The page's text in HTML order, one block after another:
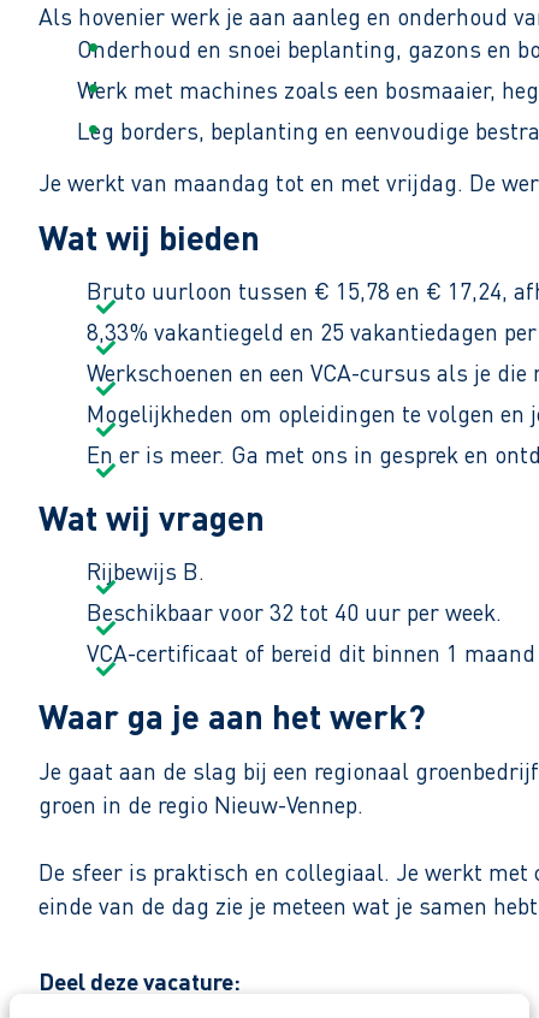
Als hovenier werk je aan aanleg en onderhoud
Onderhoud en snoei beplanting, gazons en
Werk met machines zoals een bosmaaier,
Leg borders, beplanting en eenvoudige
Je werkt van maandag tot en met vrijdag. De
Wat wij bieden
Bruto uurloon tussen € 15,78 en € 17,24,
8,33% vakantiegeld en 25 vakantiedagen
Werkschoenen en een VCA-cursus als je
Mogelijkheden om opleidingen te volgen en
En er is meer. Ga met ons in gesprek en
Wat wij vragen
Rijbewijs B.
Beschikbaar voor 32 tot 40 uur per week.
VCA-certificaat of bereid dit binnen 1
Waar ga je aan het werk?
Je gaat aan de slag bij een regionaal
groen in de regio Nieuw-Vennep.
De sfeer is praktisch en collegiaal. Je werkt met
einde van de dag zie je meteen wat je samen
Zo maak je werk van je toekomst
Reageer nu op deze vacature. Al binnen 1
Deel deze vacature: